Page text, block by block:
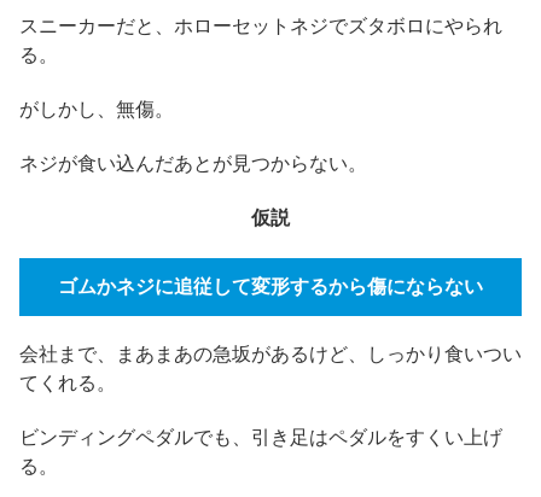
スニーカーだと、ホローセットネジでズタボロにやられ
る。
がしかし、無傷。
ネジが食い込んだあとが見つからない。
仮説
ゴムかネジに追従して変形するから傷にならない
会社まで、まあまあの急坂があるけど、しっかり食いつい
てくれる。
ビンディングペダルでも、引き足はペダルをすくい上げ
る。